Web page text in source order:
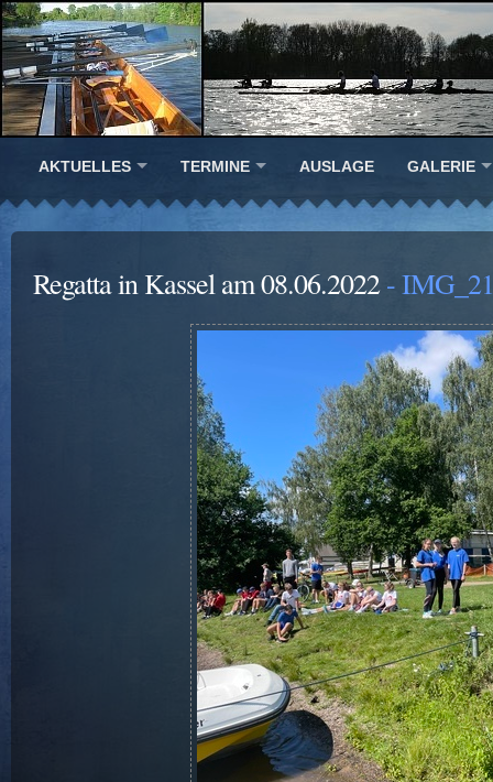
AKTUELLES TERMINE AUSLAGE GALERIE
Regatta in Kassel am 08.06.2022-